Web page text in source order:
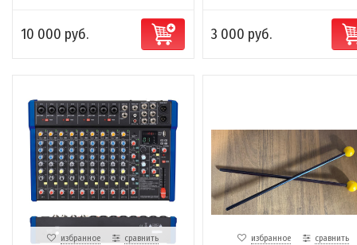
10 000 руб. 3 000 руб.
избранное сравнить избранное сравнить